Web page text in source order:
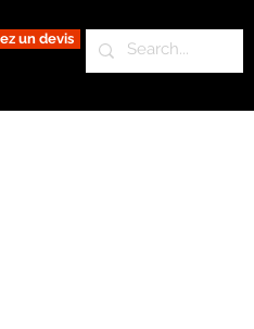
un devis